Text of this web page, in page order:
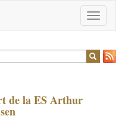
Toggle
navigation
de la ES Arthur